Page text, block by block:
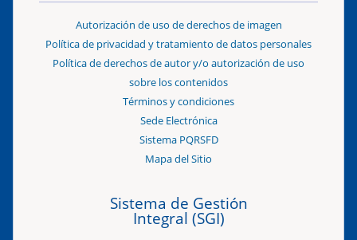
Autorización de uso de derechos de imagen
Política de privacidad y tratamiento de datos personales
Política de derechos de autor y/o autorización de uso
sobre los contenidos
Términos y condiciones
Sede Electrónica
Sistema PQRSFD
Mapa del Sitio
Sistema de Gestión
Integral (SGI)